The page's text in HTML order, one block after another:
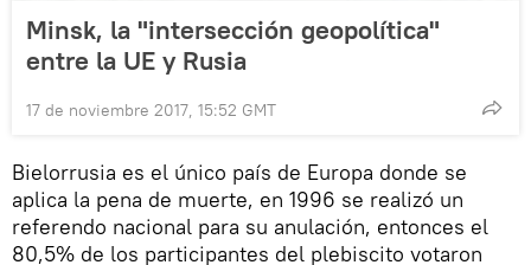
Minsk, la "intersección geopolítica"
entre la UE y Rusia
17 de noviembre 2017, 15:52 GMT
Bielorrusia es el único país de Europa donde se
aplica la pena de muerte, en 1996 se realizó un
referendo nacional para su anulación, entonces el
80,5% de los participantes del plebiscito votaron